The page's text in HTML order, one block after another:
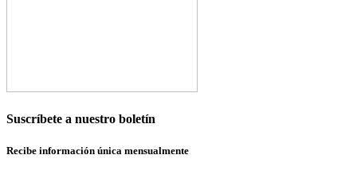
Suscríbete a nuestro boletín
Recibe información única mensualmente